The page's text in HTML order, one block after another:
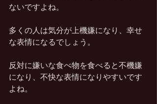
ないですよね。
多くの人は気分が上機嫌になり、幸せ
な表情になるでしょう。
反対に嫌いな食べ物を食べると不機嫌
になり、不快な表情になりやすいです
よね。